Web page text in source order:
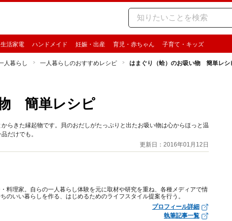
生活家電 ハンドメイド 妊娠・出産 育児・赤ちゃん 子育て・キッズ
人暮らし 一人暮らしのおすすめレシピ はまぐり（蛤）のお吸い物 簡単レシ
簡単レシピ
らきた縁起物です。貝のおだしがたっぷりと出たお吸い物は心からほっと温
だけでも。
更新日：2016年01月12日
料理家。自らの一人暮らし体験を元に取材や研究を重ね、各種メディアで情
のいい暮らしを作る、はじめるためのライフスタイル提案を行う。
プロフィール詳細
執筆記事一覧